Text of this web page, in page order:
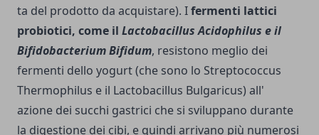
ta del prodotto da acquistare). Ifermenti lattici
probiotici, come il Lactobacillus Acidophilus e il
Bifidobacterium Bifidum, resistono meglio dei
fermenti dello yogurt (che sono lo Streptococcus
Thermophilus e il Lactobacillus Bulgaricus) all'
azione dei succhi gastri­ci che si sviluppano durante
la digestione dei cibi, e quindi arrivano più numerosi